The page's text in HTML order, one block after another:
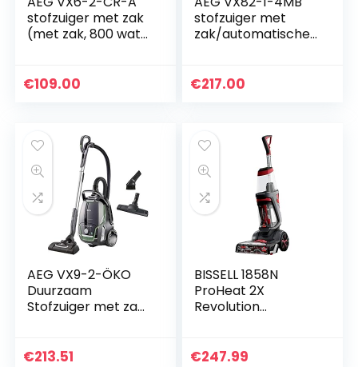
stofzuiger met zak
(met zak, 800 watt,
liter
€109.00
stofzuiger met
zak/automatische
tapijt/opname van
€217.00
AEG VX9-2-ÖKO
Duurzaam
Stofzuiger met zak
Stille stofzuiger,
€213.51
BISSELL 1858N
ProHeat 2X
Revolution
€247.99